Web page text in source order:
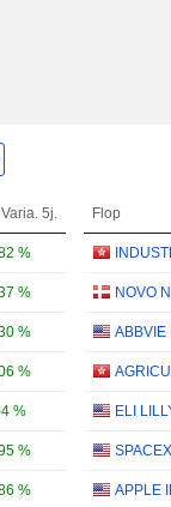
Varia. 5j.
%
%
%
%
%
%
%
Flop
NOVO
ABBVIE
ELI
APPLE